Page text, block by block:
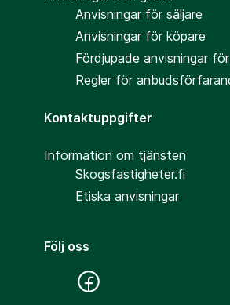
Anvisningar för säljare
Anvisningar för köpare
Fördjupade anvisningar
Regler för
Kontaktuppgifter
Information om tjänsten
Skogsfastigheter.fi
Etiska anvisningar
Följ oss